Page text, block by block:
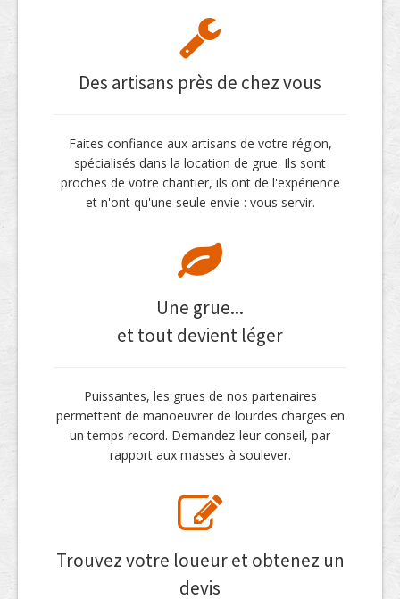
Des artisans près de chez vous
Faites confiance aux artisans de votre région,
spécialisés dans la location de grue. Ils sont
proches de votre chantier, ils ont de l'expérience
et n'ont qu'une seule envie : vous servir.
Une grue...
et tout devient léger
Puissantes, les grues de nos partenaires
permettent de manoeuvrer de lourdes charges en
un temps record. Demandez-leur conseil, par
rapport aux masses à soulever.
Trouvez votre loueur et obtenez un
devis